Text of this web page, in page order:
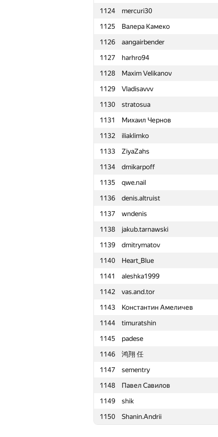
1124
mercuri30
1125
Валера Камеко
1126
aangairbender
1127
harhro94
1128
Maxim Velikanov
1129
Vladisavvv
1130
stratosua
1131
Михаил Чернов
1132
iliaklimko
1133
ZiyaZahs
1134
dmikarpoff
1135
qwe.nail
1136
denis.altruist
1137
wndenis
1138
jakub.tarnawski
1139
dmitrymatov
1140
Heart_Blue
1141
aleshka1999
1142
vas.and.tor
1143
Константин Амеличев
1144
timuratshin
1145
padese
1146
鸿翔 任
1147
sementry
1148
Павел Савилов
1149
shik
1150
Shanin.Andrii
1101 ligaiikalin
1102
ivan-mazharov
1103
Света Хайкова
1104
AlexandrProgrammer
1105
ahmad Anwar
1106
medegor44
1107
Victor
1108
xfuren
1109
Ian Connor
1110
girlinrainbow
1111
kukazaza
1112
pavlovskiiilya
1113
mishasmirnow2011
1114
alescha.golub97
1115
ftmw
1116
Rohit Ranjan
1117
yushkevichaleks
1118
GeometryContest
1119
ISmirn0ff
1120
humanisto
1121
ya.z-rjkz
1122
Quốc Cường Trần
1123
RDimon2912
1124
mercuri30
1125
Валера Камеко
1126
aangairbender
1127
harhro94